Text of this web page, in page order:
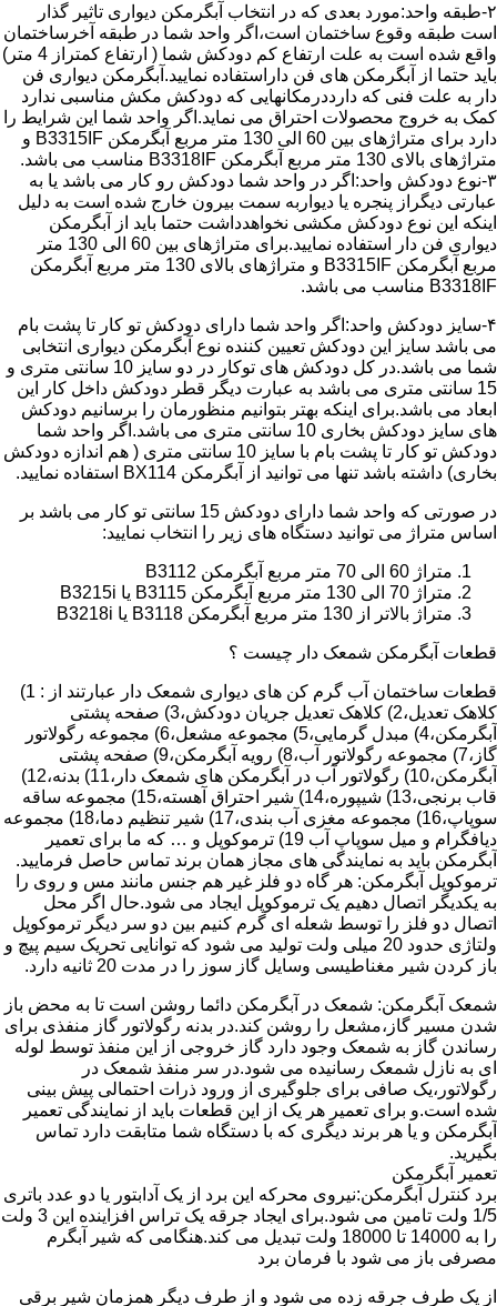
۲-طبقه واحد:مورد بعدی که در انتخاب آبگرمکن دیواری تاثیر گذار
است طبقه وقوع ساختمان است،اگر واحد شما در طبقه آخرساختمان
واقع شده است به علت ارتفاع کم دودکش شما ( ارتفاع کمتراز 4 متر)
باید حتما از آبگرمکن های فن داراستفاده نمایید.آبگرمکن دیواری فن
دار به علت فنی که دارددرمکانهایی که دودکش مکش مناسبی ندارد
کمک به خروج محصولات احتراق می نماید.اگر واحد شما این شرایط را
دارد برای متراژهای بین 60 الی 130 متر مربع آبگرمکن B3315IF و
متراژهای بالای 130 متر مربع آبگرمکن B3318IF مناسب می باشد.
۳-نوع دودکش واحد:اگر در واحد شما دودکش رو کار می باشد یا به
عبارتی دیگراز پنجره یا دیواربه سمت بیرون خارج شده است به دلیل
اینکه این نوع دودکش مکشی نخواهدداشت حتما باید از آبگرمکن
دیواری فن دار استفاده نمایید.برای متراژهای بین 60 الی 130 متر
مربع آبگرمکن B3315IF و متراژهای بالای 130 متر مربع آبگرمکن
B3318IF مناسب می باشد.
۴-سایز دودکش واحد:اگر واحد شما دارای دودکش تو کار تا پشت بام
می باشد سایز این دودکش تعیین کننده نوع آبگرمکن دیواری انتخابی
شما می باشد.در کل دودکش های توکار در دو سایز 10 سانتی متری و
15 سانتی متری می باشد به عبارت دیگر قطر دودکش داخل کار این
ابعاد می باشد.برای اینکه بهتر بتوانیم منظورمان را برسانیم دودکش
های سایز دودکش بخاری 10 سانتی متری می باشد.اگر واحد شما
دودکش تو کار تا پشت بام با سایز 10 سانتی متری ( هم اندازه دودکش
بخاری) داشته باشد تنها می توانید از آبگرمکن BX114 استفاده نمایید.
در صورتی که واحد شما دارای دودکش 15 سانتی تو کار می باشد بر
اساس متراژ می توانید دستگاه های زیر را انتخاب نمایید:
متراژ 60 الی 70 متر مربع آبگرمکن B3112
متراژ 70 الی 130 متر مربع آبگرمکن B3115 یا B3215i
متراژ بالاتر از 130 متر مربع آبگرمکن B3118 یا B3218i
قطعات آبگرمکن شمعک دار چیست ؟
قطعات ساختمان آب گرم کن های دیواری شمعک دار عبارتند از : 1)
کلاهک تعدیل،2) کلاهک تعدیل جریان دودکش،3) صفحه پشتی
آبگرمکن،4) مبدل گرمایی،5) مجموعه مشعل،6) مجموعه رگولاتور
گاز،7) مجموعه رگولاتور آب،8) رویه آبگرمکن،9) صفحه پشتی
آبگرمکن،10) رگولاتور آب در آبگرمکن های شمعک دار،11) بدنه،12)
قاب برنجی،13) شیپوره،14) شیر احتراق آهسته،15) مجموعه ساقه
سوپاپ،16) مجموعه مغزی آب بندی،17) شیر تنظیم دما،18) مجموعه
دیافگرام و میل سوپاپ آب 19) ترموکوپل و … که ما برای تعمیر
آبگرمکن باید به نمایندگی های مجاز همان برند تماس حاصل فرمایید.
ترموکوپل آبگرمکن: هر گاه دو فلز غیر هم جنس مانند مس و روی را
به یکدیگر اتصال دهیم یک ترموکوپل ایجاد می شود.حال اگر محل
اتصال دو فلز را توسط شعله ای گرم کنیم بین دو سر دیگر ترموکوپل
ولتاژی حدود 20 میلی ولت تولید می شود که توانایی تحریک سیم پیچ و
باز کردن شیر مغناطیسی وسایل گاز سوز را در مدت 20 ثانیه دارد.
شمعک آبگرمکن: شمعک در آبگرمکن دائما روشن است تا به محض باز
شدن مسیر گاز،مشعل را روشن کند.در بدنه رگولاتور گاز منفذی برای
رساندن گاز به شمعک وجود دارد گاز خروجی از این منفذ توسط لوله
ای به نازل شمعک رسانیده می شود.در سر منفذ شمعک در
رگولاتور،یک صافی برای جلوگیری از ورود ذرات احتمالی پیش بینی
شده است.و برای تعمیر هر یک از این قطعات باید از نمایندگی تعمیر
آبگرمکن و یا هر برند دیگری که با دستگاه شما متابقت دارد تماس
بگیرید.
تعمیر آبگرمکن
برد کنترل آبگرمکن:نیروی محرکه این برد از یک آدابتور یا دو عدد باتری
1/5 ولت تامین می شود.برای ایجاد جرقه یک تراس افزاینده این 3 ولت
را به 14000 تا 18000 ولت تبدیل می کند.هنگامی که شیر آبگرم
مصرفی باز می شود با فرمان برد
از یک طرف جرقه زده می شود و از طرف دیگر همزمان شیر برقی